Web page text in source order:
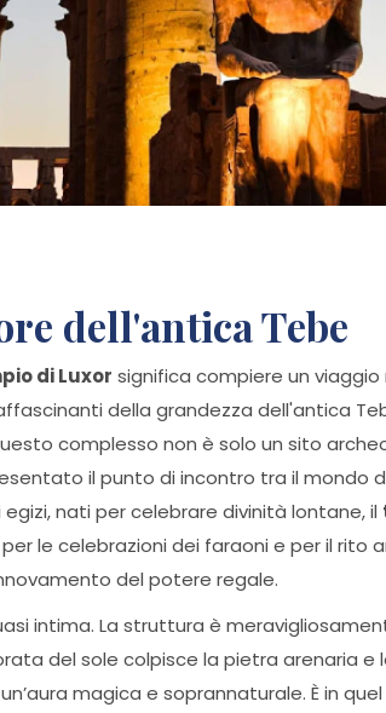
dell'antica Tebe
di Luxor significa compiere un
della grandezza dell'antica
complesso non è solo un sito
il punto di incontro tra il mondo
nati per celebrare divinità lontane, il
le celebrazioni dei faraoni e per il rito
del potere regale.
intima. La struttura è
del sole colpisce la pietra arenaria e
magica e soprannaturale. È in